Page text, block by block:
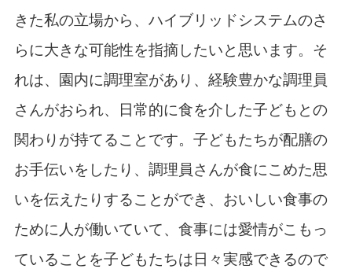
きた私の立場から、ハイブリッドシステムのさ
らに大きな可能性を指摘したいと思います。そ
れは、園内に調理室があり、経験豊かな調理員
さんがおられ、日常的に食を介した子どもとの
関わりが持てることです。子どもたちが配膳の
お手伝いをしたり、調理員さんが食にこめた思
いを伝えたりすることができ、おいしい食事の
ために人が働いていて、食事には愛情がこもっ
ていることを子どもたちは日々実感できるので